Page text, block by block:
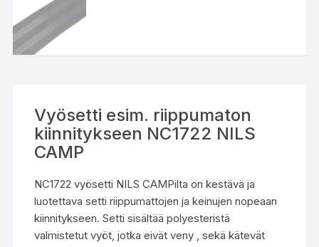
Vyösetti esim. riippumaton
kiinnitykseen NC1722 NILS
CAMP
NC1722 vyösetti NILS CAMPilta on kestävä ja
luotettava setti riippumattojen ja keinujen nopeaan
kiinnitykseen. Setti sisältää polyesteristä
valmistetut vyöt, jotka eivät veny , sekä kätevät